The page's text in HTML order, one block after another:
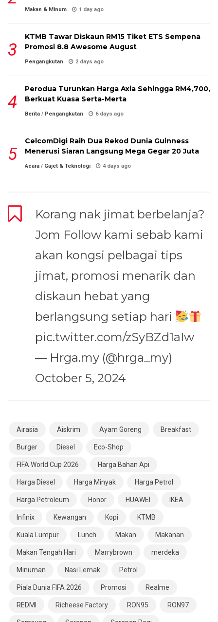
Makan & Minum 1 day ago
KTMB Tawar Diskaun RM15 Tiket ETS Sempena
Promosi 8.8 Awesome August
Pengangkutan 2 days ago
Perodua Turunkan Harga Axia Sehingga RM4,700,
Berkuat Kuasa Serta-Merta
Berita / Pengangkutan 6 days ago
CelcomDigi Raih Dua Rekod Dunia Guinness
Menerusi Siaran Langsung Mega Gegar 20 Juta
Acara / Gajet & Teknologi 4 days ago
Korang nak jimat berbelanja?
Jom Follow kami sebab kami
akan kongsi pelbagai tips
jimat, promosi menarik dan
diskaun hebat yang
berlangsung setiap hari
pic.twitter.com/zSyBZd1aIw
— Hrga.my (@hrga_my)
October 5, 2024
Airasia Aiskrim Ayam Goreng Breakfast
Burger Diesel Eco-Shop
FIFA World Cup 2026 Harga Bahan Api
Harga Diesel Harga Minyak Harga Petrol
Harga Petroleum Honor HUAWEI IKEA
Infinix Kewangan Kopi KTMB
Kuala Lumpur Lunch Makan Makanan
Makan Tengah Hari Marrybrown merdeka
Minuman Nasi Lemak Petrol
Piala Dunia FIFA 2026 Promosi Realme
REDMI Richeese Factory RON95 RON97